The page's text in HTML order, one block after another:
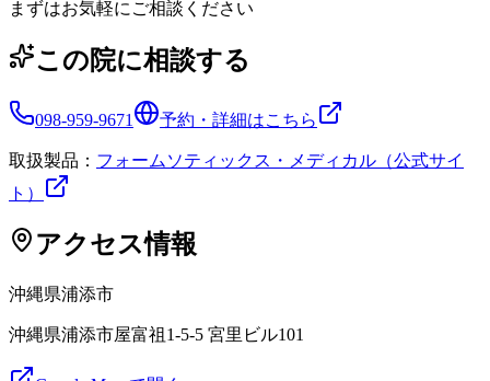
まずはお気軽にご相談ください
この院に相談する
098-959-9671 予約・詳細はこちら
取扱製品： フォームソティックス・メディカル（公式サイ
ト）
アクセス情報
沖縄県浦添市
沖縄県浦添市屋富祖1-5-5 宮里ビル101